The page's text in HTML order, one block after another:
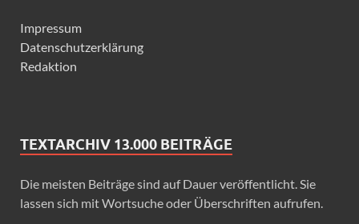
Impressum
Datenschutzerklärung
Redaktion
TEXTARCHIV 13.000 BEITRÄGE
Die meisten Beiträge sind auf Dauer veröffentlicht. Sie
lassen sich mit Wortsuche oder Überschriften aufrufen.